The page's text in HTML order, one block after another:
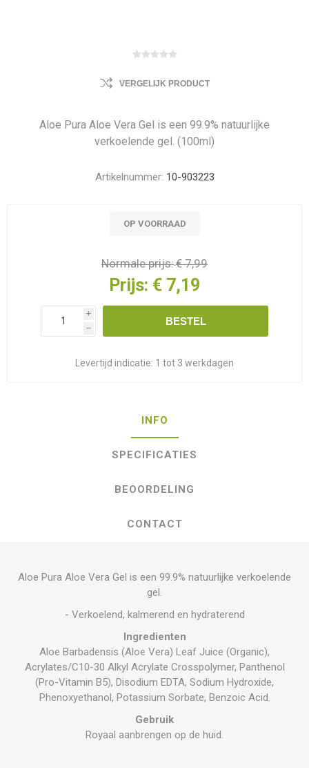
VERGELIJK PRODUCT
Aloe Pura Aloe Vera Gel is een 99.9% natuurlijke
verkoelende gel. (100ml)
Artikelnummer: 10-903223
OP VOORRAAD
Normale prijs:€ 7,99
Prijs: € 7,19
i
h
BESTEL
Levertijd indicatie: 1 tot 3 werkdagen
INFO
SPECIFICATIES
BEOORDELING
CONTACT
Aloe Pura Aloe Vera Gel is een 99.9% natuurlijke verkoelende
gel.
- Verkoelend, kalmerend en hydraterend
Ingredienten
Aloe Barbadensis (Aloe Vera) Leaf Juice (Organic),
Acrylates/C10-30 Alkyl Acrylate Crosspolymer, Panthenol
(Pro-Vitamin B5), Disodium EDTA, Sodium Hydroxide,
Phenoxyethanol, Potassium Sorbate, Benzoic Acid.
Gebruik
Royaal aanbrengen op de huid.